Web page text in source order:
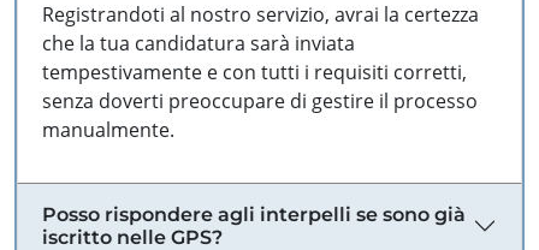
Registrandoti al nostro servizio, avrai la certezza
che la tua candidatura sarà inviata
tempestivamente e con tutti i requisiti corretti,
senza doverti preoccupare di gestire il processo
manualmente.
Posso rispondere agli interpelli se sono già
iscritto nelle GPS?